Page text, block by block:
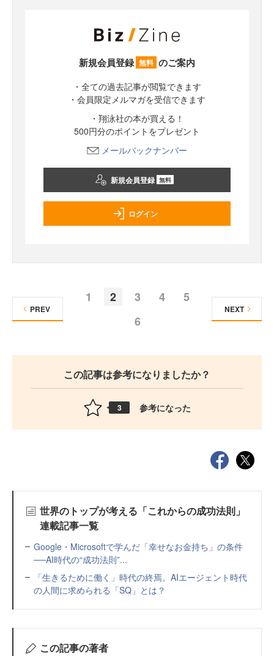
新規会員登録 無料 のご案内
・全ての過去記事が閲覧できます
・会員限定メルマガを受信できます
・翔泳社の本が買える！
500円分のポイントをプレゼント
メールバックナンバー
新規会員登録 無料
ログイン
1 2 3 4
5
6
PREV NEXT
この記事は参考になりましたか？
3 参考になった
世界のトップが考える「これからの成功法則」
連載記事一覧
Google・Microsoftで学んだ「幸せなお金持ち」の条件
──AI時代の“成功法則”...
「生きるために働く」時代の終焉。AIエージェント時代
の人間に求められる「SQ」とは？
この記事の著者